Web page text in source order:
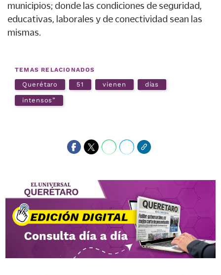
municipios; donde las condiciones de seguridad,
educativas, laborales y de conectividad sean las
mismas.
TEMAS RELACIONADOS
Querétaro 51 vienen días
intensos”